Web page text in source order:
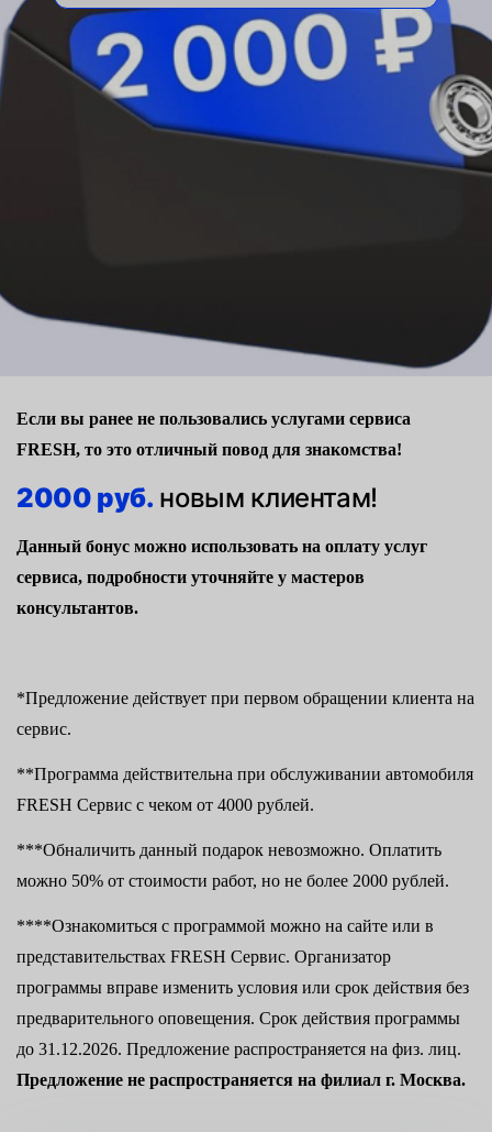
Если вы ранее не пользовались услугами сервиса
FRESH, то это отличный повод для знакомства!
2000 руб. новым клиентам!
Данный бонус можно использовать на оплату услуг
сервиса, подробности уточняйте у мастеров
консультантов.
*Предложение действует при первом обращении клиента на
сервис.
**Программа действительна при обслуживании автомобиля
FRESH Сервис с чеком от 4000 рублей.
***Обналичить данный подарок невозможно. Оплатить
можно 50% от стоимости работ, но не более 2000 рублей.
****Ознакомиться с программой можно на сайте или в
представительствах FRESH Сервис. Организатор
программы вправе изменить условия или срок действия без
предварительного оповещения. Срок действия программы
до 31.12.2026. Предложение распространяется на физ. лиц.
Предложение не распространяется на филиал г. Москва.